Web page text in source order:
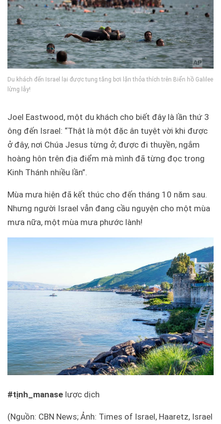
Du khách đến Israel lại được tung tăng bơi lặn thỏa thích trên Biển hồ Galilee
lừng lẫy!
Joel Eastwood, một du khách cho biết đây là lần thứ 3
ông đến Israel: “Thật là một đặc ân tuyệt vời khi được
ở đây, nơi Chúa Jesus từng ở; được đi thuyền, ngắm
hoàng hôn trên địa điểm mà mình đã từng đọc trong
Kinh Thánh nhiều lần”.
Mùa mưa hiện đã kết thúc cho đến tháng 10 năm sau.
Nhưng người Israel vẫn đang cầu nguyện cho một mùa
mưa nữa, một mùa mưa phước lành!
#tịnh_manase lược dịch
(Nguồn: CBN News; Ảnh: Times of Israel, Haaretz, Israel